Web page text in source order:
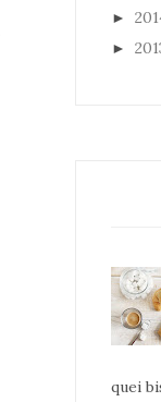
►
►
quei